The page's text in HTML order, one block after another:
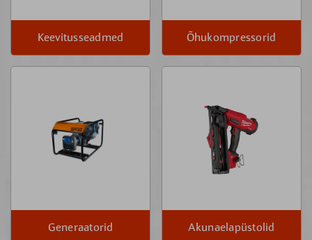
Keevitusseadmed Õhukompressorid
Generaatorid Akunaelapüstolid